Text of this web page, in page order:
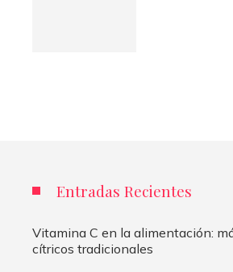
Entradas Recientes
Vitamina C en la alimentación:
cítricos tradicionales